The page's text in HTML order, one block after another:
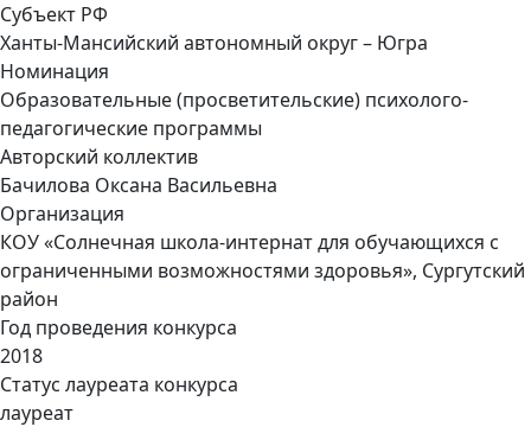
Субъект РФ
Ханты-Мансийский автономный округ – Югра
Номинация
Образовательные (просветительские) психолого-
педагогические программы
Авторский коллектив
Бачилова Оксана Васильевна
Организация
КОУ «Солнечная школа-интернат для обучающихся с
ограниченными возможностями здоровья», Сургутский
район
Год проведения конкурса
2018
Статус лауреата конкурса
лауреат